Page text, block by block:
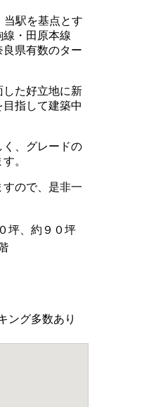
当駅を基点とす
線・田原本線
県有数のター
した好立地に新
指して建築中
く、グレードの
。
ので、是非一
坪、約９０坪
ング多数あり